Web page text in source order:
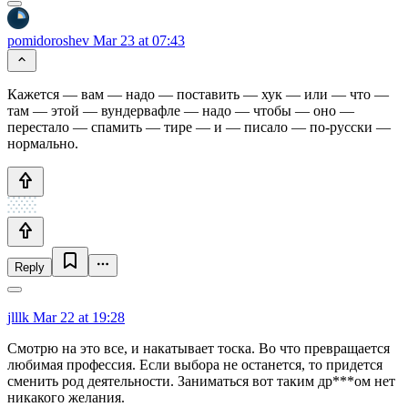
pomidoroshev Mar 23 at 07:43
Кажется — вам — надо — поставить — хук — или — что —
там — этой — вундервафле — надо — чтобы — оно —
перестало — спамить — тире — и — писало — по-русски —
нормально.
Reply
jlllk Mar 22 at 19:28
Смотрю на это все, и накатывает тоска. Во что превращается
любимая профессия. Если выбора не останется, то придется
сменить род деятельности. Заниматься вот таким др***ом нет
никакого желания.